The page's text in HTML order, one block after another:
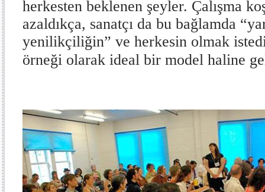
herkesten beklenen şeyler. Çalışma
azaldıkça, sanatçı da bu bağlamda
yenilikçiliğin” ve herkesin olmak
örneği olarak ideal bir model haline